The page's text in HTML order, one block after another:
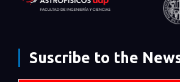
Suscribe to the